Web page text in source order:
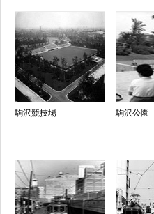
駒沢競技場 駒沢公園